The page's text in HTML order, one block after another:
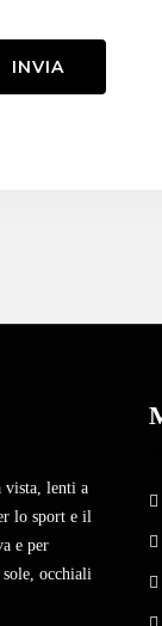
vista, lenti a
lo sport e il
e per
occhiali